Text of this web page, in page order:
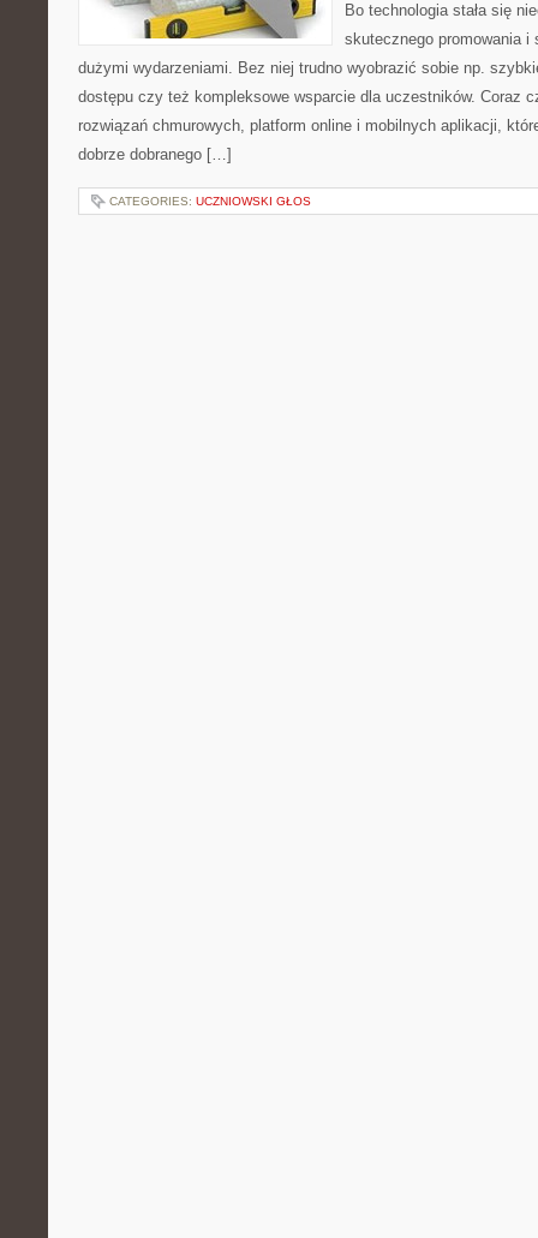
Bo technologia stała się
skutecznego promowania i
dużymi wydarzeniami. Bez niej trudno wyobrazić sobie np.
dostępu czy też kompleksowe wsparcie dla uczestników. Coraz
rozwiązań chmurowych, platform online i mobilnych aplikacji,
dobrze dobranego […]
CATEGORIES: UCZNIOWSKI GŁOS